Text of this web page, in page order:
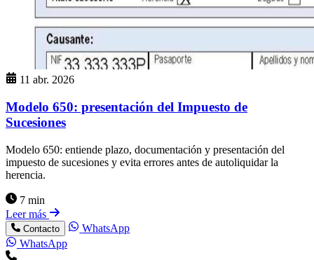
11 abr. 2026
Modelo 650: presentación del Impuesto de
Sucesiones
Modelo 650: entiende plazo, documentación y presentación del
impuesto de sucesiones y evita errores antes de autoliquidar la
herencia.
7 min
Leer más
Contacto
WhatsApp
WhatsApp